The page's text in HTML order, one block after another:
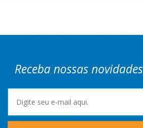
Receba nossas